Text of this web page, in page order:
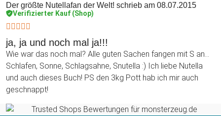
Der größte Nutellafan der Welt! schrieb am 08.07.2015
Verifizierter Kauf (Shop)
ja, ja und noch mal ja!!!
Wie war das noch mal? Alle guten Sachen fangen mit S an...
Schlafen, Sonne, Schlagsahne, Snutella :) Ich liebe Nutella
und auch dieses Buch! PS den 3kg Pott hab ich mir auch
geschnappt!